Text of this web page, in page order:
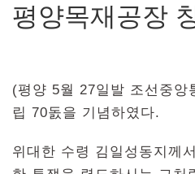
평양목재공장
(평양 5월 27일발 조선중앙
립 70돐을 기념하였다.
위대한 수령 김일성동지께